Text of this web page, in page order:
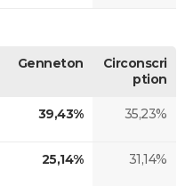
Genneton
Circonscri
ption
39,43% 35,23%
25,14% 31,14%